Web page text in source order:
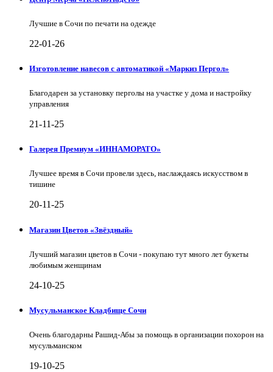
Лучшие в Сочи по печати на одежде
22-01-26
Изготовление навесов с автоматикой «Маркиз Пергол»
Благодарен за установку перголы на участке у дома и настройку
управления
21-11-25
Галерея Премиум «ИННАМОРАТО»
Лучшее время в Сочи провели здесь, наслаждаясь искусством в
тишине
20-11-25
Магазин Цветов «Звёздный»
Лучший магазин цветов в Сочи - покупаю тут много лет букеты
любимым женщинам
24-10-25
Мусульманское Кладбище Сочи
Очень благодарны Рашид-Абы за помощь в организации похорон на
мусульманском
19-10-25